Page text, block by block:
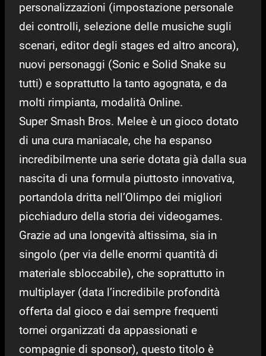
personalizzazioni (impostazione personale
dei controlli, selezione delle musiche sugli
scenari, editor degli stages ed altro ancora),
nuovi personaggi (Sonic e Solid Snake su
tutti) e soprattutto la tanto agognata, e da
molti rimpianta, modalità Online.
Super Smash Bros. Melee è un gioco dotato
di una cura maniacale, che ha espanso
incredibilmente una serie dotata già dalla sua
nascita di una formula piuttosto innovativa,
portandola dritta nell’Olimpo dei migliori
picchiaduro della storia dei videogames.
Grazie ad una longevità altissima, sia in
singolo (per via delle enormi quantità di
materiale sbloccabile), che soprattutto in
multiplayer (data l’incredibile profondità
offerta dal gioco e dai sempre frequenti
tornei organizzati da appassionati e
compagnie di sponsor), questo titolo è